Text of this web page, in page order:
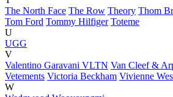
The North Face The Row Theory Thom
Tom Ford Tommy Hilfiger Toteme
U
UGG
V
Valentino Garavani VLTN Van Cleef &
Vetements Victoria Beckham Vivienne
W